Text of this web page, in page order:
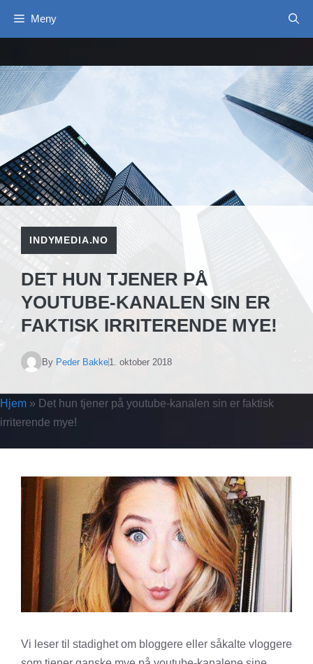
Meny
INDYMEDIA.NO
DET HUN TJENER PÅ
YOUTUBE-KANALEN SIN ER
FAKTISK IRRITERENDE MYE!
By Peder Bakke1. oktober 2018
Hjem » Det hun tjener på youtube-kanalen sin er faktisk
irriterende mye!
Vi leser til stadighet om bloggere eller såkalte vloggere